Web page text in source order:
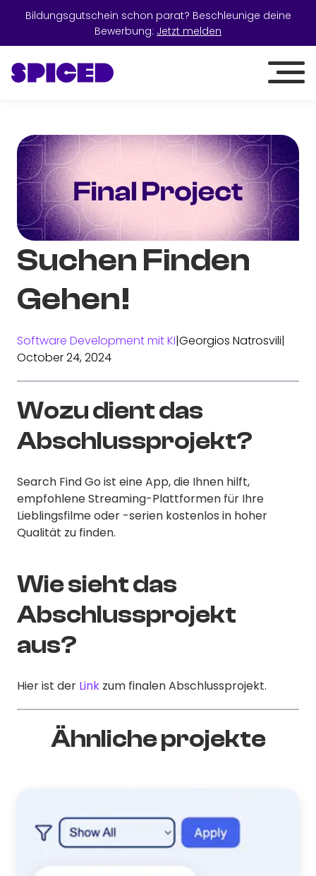
Bildungsgutschein schon parat? Beschleunige deine
Bewerbung: Jetzt melden
Suchen Finden
Gehen!
Software Development mit KI|Georgios Natrosvili|
October 24, 2024
Wozu dient das
Abschlussprojekt?
Search Find Go ist eine App, die Ihnen hilft,
empfohlene Streaming-Plattformen für Ihre
Lieblingsfilme oder -serien kostenlos in hoher
Qualität zu finden.
Wie sieht das
Abschlussprojekt
aus?
Hier ist der Link zum finalen Abschlussprojekt.
Ähnliche projekte